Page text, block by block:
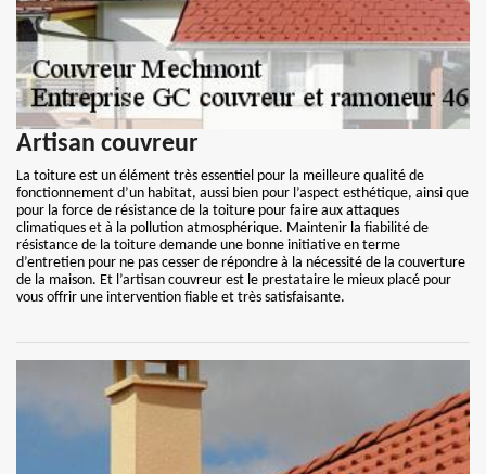
Artisan couvreur
La toiture est un élément très essentiel pour la meilleure qualité de
fonctionnement d’un habitat, aussi bien pour l’aspect esthétique, ainsi que
pour la force de résistance de la toiture pour faire aux attaques
climatiques et à la pollution atmosphérique. Maintenir la fiabilité de
résistance de la toiture demande une bonne initiative en terme
d’entretien pour ne pas cesser de répondre à la nécessité de la couverture
de la maison. Et l’artisan couvreur est le prestataire le mieux placé pour
vous offrir une intervention fiable et très satisfaisante.